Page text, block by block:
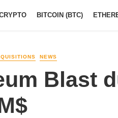
BITCOIN (BTC)
NEWS
Blast